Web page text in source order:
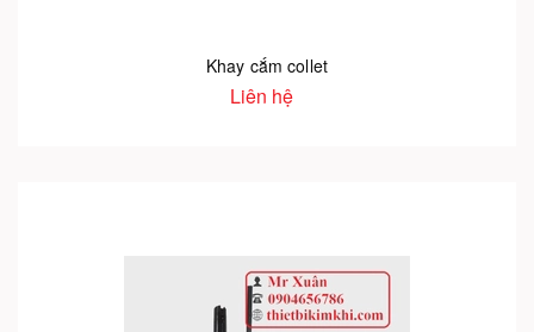
Khay cắm collet
Liên hệ